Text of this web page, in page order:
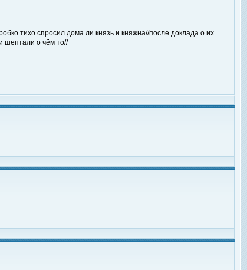
тихо спросил дома ли князь и княжна//после доклада о их
шептали о чём то//